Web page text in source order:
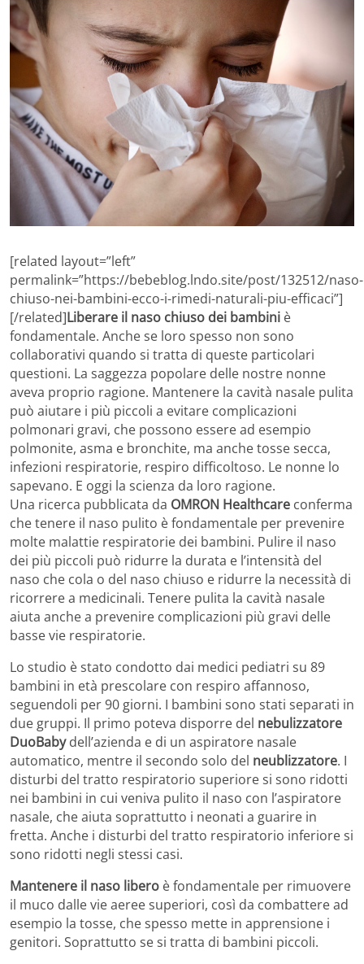
[related layout=”left”
permalink=”https://bebeblog.lndo.site/post/132512/naso-
chiuso-nei-bambini-ecco-i-rimedi-naturali-piu-efficaci”]
[/related]Liberare il naso chiuso dei bambini è
fondamentale. Anche se loro spesso non sono
collaborativi quando si tratta di queste particolari
questioni. La saggezza popolare delle nostre nonne
aveva proprio ragione. Mantenere la cavità nasale pulita
può aiutare i più piccoli a evitare complicazioni
polmonari gravi, che possono essere ad esempio
polmonite, asma e bronchite, ma anche tosse secca,
infezioni respiratorie, respiro difficoltoso. Le nonne lo
sapevano. E oggi la scienza da loro ragione.
Una ricerca pubblicata da OMRON Healthcare conferma
che tenere il naso pulito è fondamentale per prevenire
molte malattie respiratorie dei bambini. Pulire il naso
dei più piccoli può ridurre la durata e l’intensità del
naso che cola o del naso chiuso e ridurre la necessità di
ricorrere a medicinali. Tenere pulita la cavità nasale
aiuta anche a prevenire complicazioni più gravi delle
basse vie respiratorie.
Lo studio è stato condotto dai medici pediatri su 89
bambini in età prescolare con respiro affannoso,
seguendoli per 90 giorni. I bambini sono stati separati in
due gruppi. Il primo poteva disporre del nebulizzatore
DuoBabydell’azienda e di un aspiratore nasale
automatico, mentre il secondo solo del neublizzatore. I
disturbi del tratto respiratorio superiore si sono ridotti
nei bambini in cui veniva pulito il naso con l’aspiratore
nasale, che aiuta soprattutto i neonati a guarire in
fretta. Anche i disturbi del tratto respiratorio inferiore si
sono ridotti negli stessi casi.
Mantenere il naso libero è fondamentale per rimuovere
il muco dalle vie aeree superiori, così da combattere ad
esempio la tosse, che spesso mette in apprensione i
genitori. Soprattutto se si tratta di bambini piccoli.